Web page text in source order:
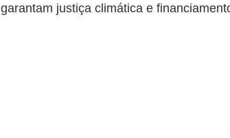
garantam justiça climática e